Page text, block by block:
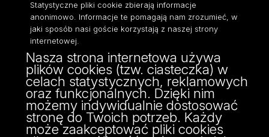
Dostępność
ul. Banacha 22
90-238 Łódź
tel: 42/635 59 49
fax: 42/635 42 66
Statystyczne pliki cookie zbierają informacje
anonimowo. Informacje te pomagają nam zrozumieć, w
jaki sposób nasi goście korzystają z naszej strony
internetowej.
Nasza strona internetowa używa
plików cookies (tzw. ciasteczka) w
celach statystycznych, reklamowych
oraz funkcjonalnych. Dzięki nim
możemy indywidualnie dostosować
stronę do Twoich potrzeb. Każdy
może zaakceptować pliki cookies